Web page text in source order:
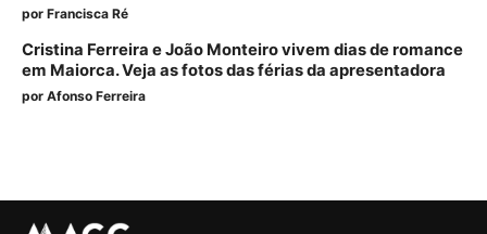
por Francisca Ré
Cristina Ferreira e João Monteiro vivem dias de romance
em Maiorca. Veja as fotos das férias da apresentadora
por Afonso Ferreira